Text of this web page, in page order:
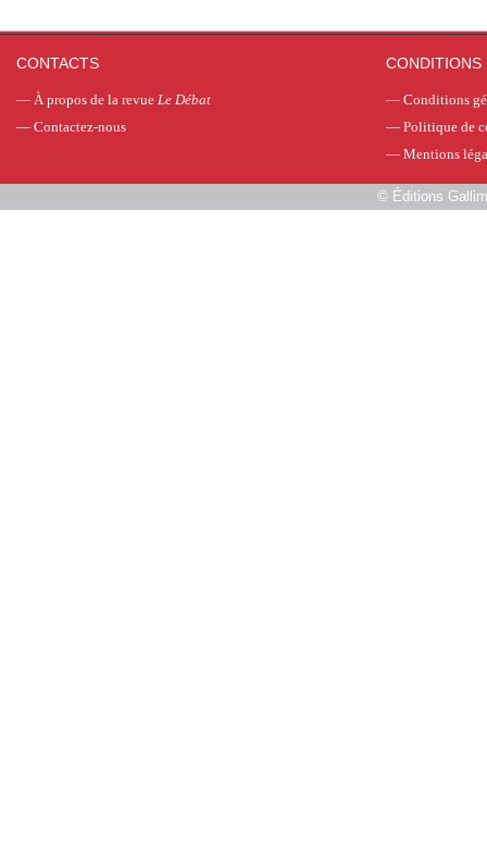
CONTACTS
— À propos de la revue Le Débat
— Contactez-nous
CONDITIONS
— Conditions
— Politique de
— Mentions
© Éditions